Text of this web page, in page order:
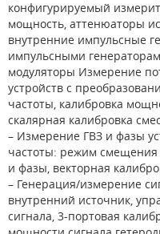
конфигурируемый
мощность, аттенюаторы
внутренние импульсные
импульсными
модуляторы Измерение
устройств с
частоты, калибровка
скалярная калибровка
– Измерение ГВЗ и фазы
частоты: режим смещения
и фазы, векторная
– Генерация/измерение
внутренний источник,
сигнала, 3-портовая